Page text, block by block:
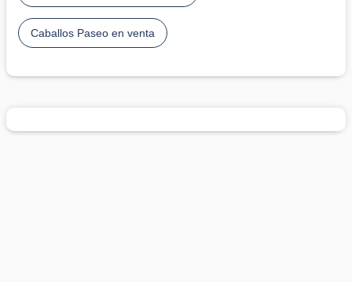
Caballos Paseo en venta